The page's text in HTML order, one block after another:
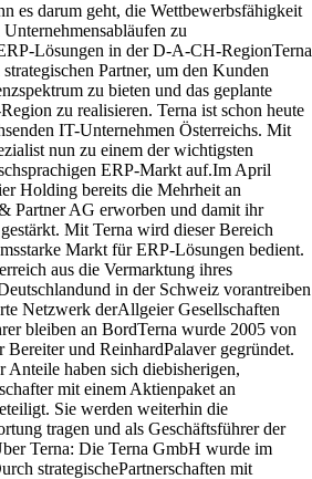
es darum geht, die Wettbewerbsfähigkeit
zu
Lösungen in der D-A-CH-RegionTerna
Partner, um den Kunden
zu bieten und das geplante
zu realisieren. Terna ist schon heute
IT-Unternehmen Österreichs. Mit
nun zu einem der wichtigsten
ERP-Markt auf.Im April
Holding bereits die Mehrheit an
Partner AG erworben und damit ihr
Mit Terna wird dieser Bereich
Markt für ERP-Lösungen bedient.
aus die Vermarktung ihres
in der Schweiz vorantreiben
Netzwerk derAllgeier Gesellschaften
bleiben an BordTerna wurde 2005 von
Bereiter und ReinhardPalaver gegründet.
Anteile haben sich diebisherigen,
mit einem Aktienpaket an
Sie werden weiterhin die
tragen und als Geschäftsführer der
Terna: Die Terna GmbH wurde im
strategischePartnerschaften mit